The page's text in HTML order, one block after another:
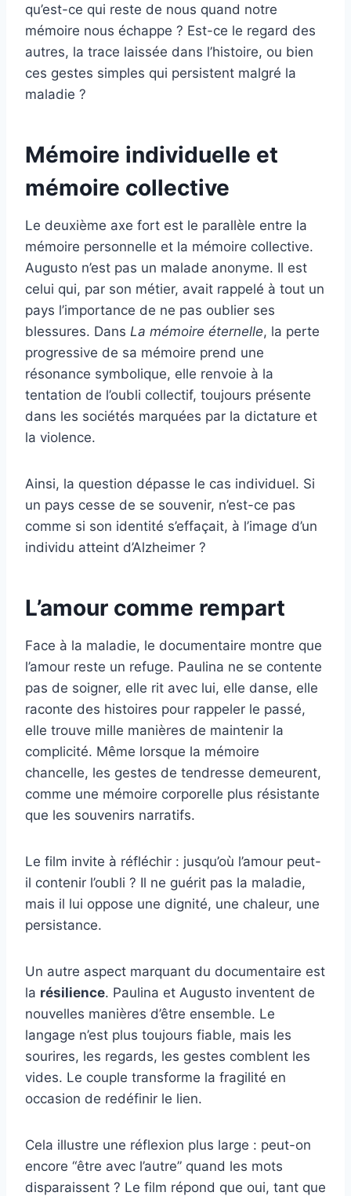
qu’est-ce qui reste de nous quand notre
mémoire nous échappe ? Est-ce le regard des
autres, la trace laissée dans l’histoire, ou bien
ces gestes simples qui persistent malgré la
maladie ?
Mémoire individuelle et
mémoire collective
Le deuxième axe fort est le parallèle entre la
mémoire personnelle et la mémoire collective.
Augusto n’est pas un malade anonyme. Il est
celui qui, par son métier, avait rappelé à tout un
pays l’importance de ne pas oublier ses
blessures. Dans La mémoire éternelle, la perte
progressive de sa mémoire prend une
résonance symbolique, elle renvoie à la
tentation de l’oubli collectif, toujours présente
dans les sociétés marquées par la dictature et
la violence.
Ainsi, la question dépasse le cas individuel. Si
un pays cesse de se souvenir, n’est-ce pas
comme si son identité s’effaçait, à l’image d’un
individu atteint d’Alzheimer ?
L’amour comme rempart
Face à la maladie, le documentaire montre que
l’amour reste un refuge. Paulina ne se contente
pas de soigner, elle rit avec lui, elle danse, elle
raconte des histoires pour rappeler le passé,
elle trouve mille manières de maintenir la
complicité. Même lorsque la mémoire
chancelle, les gestes de tendresse demeurent,
comme une mémoire corporelle plus résistante
que les souvenirs narratifs.
Le film invite à réfléchir : jusqu’où l’amour peut-
il contenir l’oubli ? Il ne guérit pas la maladie,
mais il lui oppose une dignité, une chaleur, une
persistance.
Un autre aspect marquant du documentaire est
la résilience. Paulina et Augusto inventent de
nouvelles manières d’être ensemble. Le
langage n’est plus toujours fiable, mais les
sourires, les regards, les gestes comblent les
vides. Le couple transforme la fragilité en
occasion de redéfinir le lien.
Cela illustre une réflexion plus large : peut-on
encore “être avec l’autre” quand les mots
disparaissent ? Le film répond que oui, tant que